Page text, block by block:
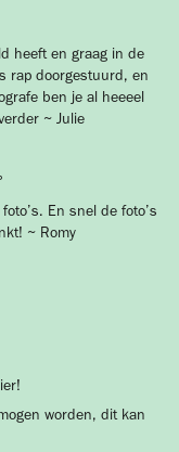
heeft en graag in de
rap doorgestuurd, en
ben je al heeeel
~ Julie
En snel de foto’s
~ Romy
worden, dit kan